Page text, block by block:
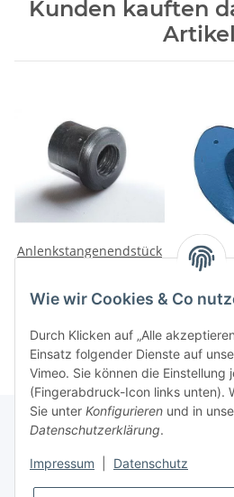
Kunden kauften
Anlenkstangenendstück
19,50 €
Informationen
Wie wir Cookies & Co
Durch Klicken auf „Alle
Einsatz folgender Dienste auf
Vimeo. Sie können die Einstellung
(Fingerabdruck-Icon links unten).
Sie unter Konfigurieren und in
Datenschutzerklärung.
Impressum Datenschutz